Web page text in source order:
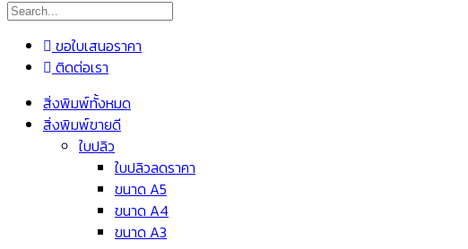
ขอใบเสนอราคา
ติดต่อเรา
เมนู
สิ่งพิมพ์ทั้งหมด
สิ่งพิมพ์ขายดี
ใบปลิว
ใบปลิวลดราคา
ขนาด A5
ขนาด A4
ขนาด A3